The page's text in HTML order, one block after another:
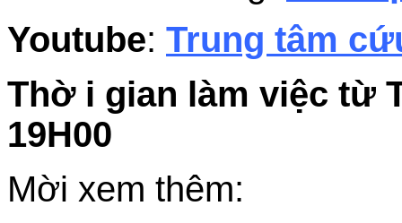
Youtube: Trung tâm
Thờ i gian làm việc từ
19H00
Mời xem thêm: